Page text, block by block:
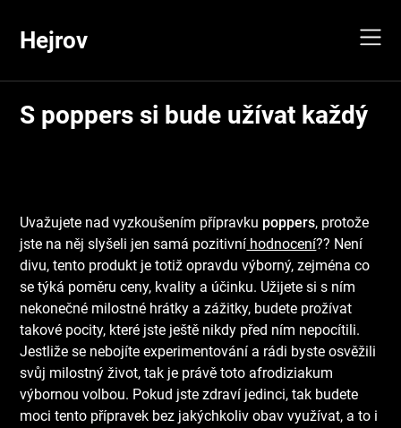
content
Hejrov
S poppers si bude užívat každý
Uvažujete nad vyzkoušením přípravku poppers, protože
jste na něj slyšeli jen samá pozitivní hodnocení?? Není
divu, tento produkt je totiž opravdu výborný, zejména co
se týká poměru ceny, kvality a účinku. Užijete si s ním
nekonečné milostné hrátky a zážitky, budete prožívat
takové pocity, které jste ještě nikdy před ním nepocítili.
Jestliže se nebojíte experimentování a rádi byste osvěžili
svůj milostný život, tak je právě toto afrodiziakum
výbornou volbou. Pokud jste zdraví jedinci, tak budete
moci tento přípravek bez jakýchkoliv obav využívat, a to i